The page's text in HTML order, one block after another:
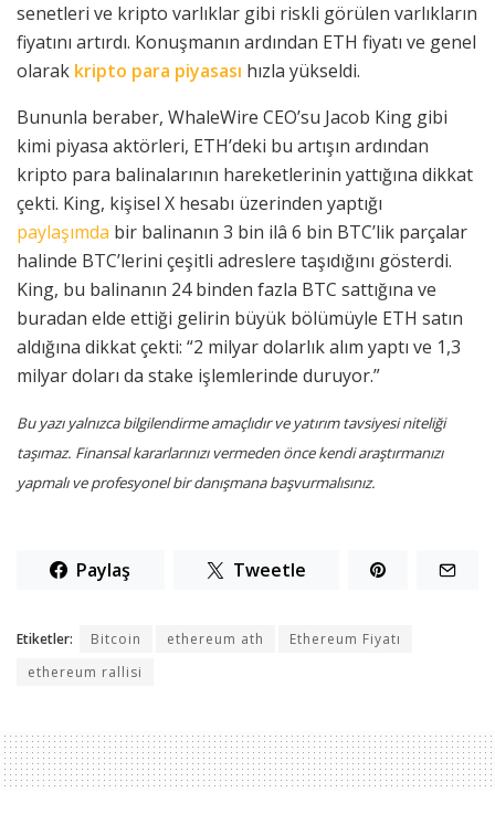
senetleri ve kripto varlıklar gibi riskli görülen varlıkların
fiyatını artırdı. Konuşmanın ardından ETH fiyatı ve genel
olarak kripto para piyasası hızla yükseldi.
Bununla beraber, WhaleWire CEO’su Jacob King gibi
kimi piyasa aktörleri, ETH’deki bu artışın ardından
kripto para balinalarının hareketlerinin yattığına dikkat
çekti. King, kişisel X hesabı üzerinden yaptığı
paylaşımda bir balinanın 3 bin ilâ 6 bin BTC’lik parçalar
halinde BTC’lerini çeşitli adreslere taşıdığını gösterdi.
King, bu balinanın 24 binden fazla BTC sattığına ve
buradan elde ettiği gelirin büyük bölümüyle ETH satın
aldığına dikkat çekti: “2 milyar dolarlık alım yaptı ve 1,3
milyar doları da stake işlemlerinde duruyor.”
Bu yazı yalnızca bilgilendirme amaçlıdır ve yatırım tavsiyesi niteliği
taşımaz. Finansal kararlarınızı vermeden önce kendi araştırmanızı
yapmalı ve profesyonel bir danışmana başvurmalısınız.
Paylaş Tweetle
Etiketler: Bitcoin ethereum ath
Ethereum Fiyatı
ethereum rallisi